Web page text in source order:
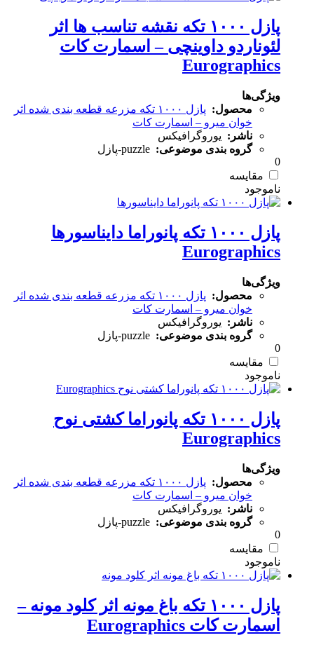
پازل ۱۰۰۰ تکه نقشه تناسب ها اثر
لئوناردو داوینچی – اسمارت کات
Eurographics
ویژگی‌ها
محصول:
پازل ۱۰۰۰ تکه مزرعه قطعه بندی شده اثر
خوان میرو – اسمارت کات
ناشر: یوروگرافیکس
گروه بندی موضوعی: puzzle-پازل
0
مقایسه
پازل ۱۰۰۰ تکه پانوراما دایناسورها
Eurographics
ویژگی‌ها
محصول:
پازل ۱۰۰۰ تکه مزرعه قطعه بندی شده اثر
خوان میرو – اسمارت کات
ناشر: یوروگرافیکس
گروه بندی موضوعی: puzzle-پازل
0
مقایسه
پازل ۱۰۰۰ تکه پانوراما کشتی نوح
Eurographics
ویژگی‌ها
محصول:
پازل ۱۰۰۰ تکه مزرعه قطعه بندی شده اثر
خوان میرو – اسمارت کات
ناشر: یوروگرافیکس
گروه بندی موضوعی: puzzle-پازل
0
مقایسه
پازل ۱۰۰۰ تکه باغ مونه اثر کلود مونه –
اسمارت کات Eurographics